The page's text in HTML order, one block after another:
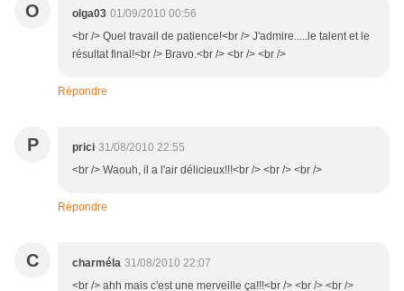
O olga03 01/09/2010 00:56
<br /> Quel travail de patience!<br /> J'admire.....le talent et le
résultat final!<br /> Bravo.<br /> <br /> <br />
Répondre
P prici 31/08/2010 22:55
<br /> Waouh, il a l'air délicieux!!!<br /> <br /> <br />
Répondre
C charméla 31/08/2010 22:07
<br /> ahh mais c'est une merveille ça!!!<br /> <br /> <br />